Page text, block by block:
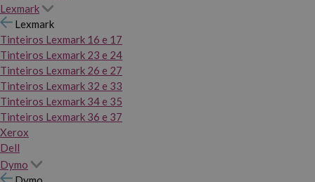
Lexmark
Lexmark
Tinteiros Lexmark 16 e 17
Tinteiros Lexmark 23 e 24
Tinteiros Lexmark 26 e 27
Tinteiros Lexmark 32 e 33
Tinteiros Lexmark 34 e 35
Tinteiros Lexmark 36 e 37
Xerox
Dell
Dymo